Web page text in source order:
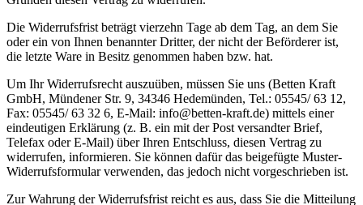
Die Widerrufsfrist beträgt vierzehn Tage ab dem Tag, an dem Sie
oder ein von Ihnen benannter Dritter, der nicht der Beförderer ist,
die letzte Ware in Besitz genommen haben bzw. hat.
Um Ihr Widerrufsrecht auszuüben, müssen Sie uns (Betten Kraft
GmbH, Mündener Str. 9, 34346 Hedemünden, Tel.: 05545/ 63 12,
Fax: 05545/ 63 32 6, E-Mail: info@betten-kraft.de) mittels einer
eindeutigen Erklärung (z. B. ein mit der Post versandter Brief,
Telefax oder E-Mail) über Ihren Entschluss, diesen Vertrag zu
widerrufen, informieren. Sie können dafür das beigefügte Muster-
Widerrufsformular verwenden, das jedoch nicht vorgeschrieben ist.
Zur Wahrung der Widerrufsfrist reicht es aus, dass Sie die Mitteilung